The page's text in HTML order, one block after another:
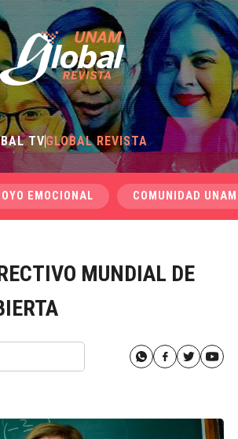
TVGLOBAL REVISTA
EMOCIONAL COMUNIDAD UNAM
MUNDIAL DE